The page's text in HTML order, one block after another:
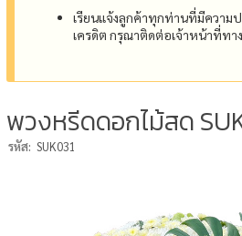
เรียนแจ้งลูกค้าทุกท่านที่มีความ
เครดิต กรุณาติดต่อเจ้าหน้าที่ทา
พวงหรีดดอกไม้สด
รหัส: SUK031